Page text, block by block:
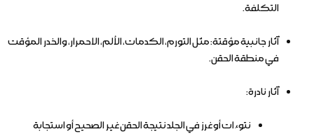
التكلفة.
آثار جانبية مؤقتة: مثل التورم، الكدمات، الألم، الاحمرار، والخدر المؤقت
في منطقة الحقن.
آثار نادرة:
نتوءات أو غرز في الجلد نتيجة الحقن غير الصحيح أو استجابة